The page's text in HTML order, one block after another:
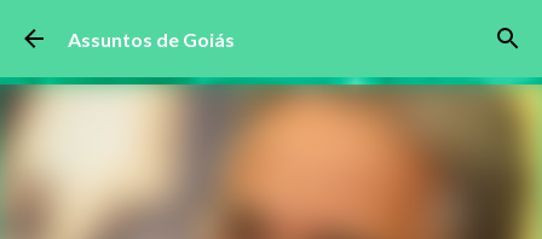
Pular para o conteúdo principal
Assuntos de Goiás